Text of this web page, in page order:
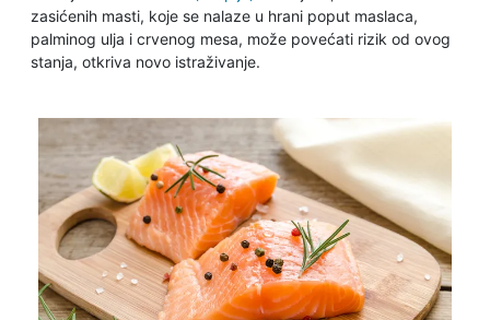
zasićenih masti, koje se nalaze u hrani poput maslaca,
palminog ulja i crvenog mesa, može povećati rizik od ovog
stanja, otkriva novo istraživanje.